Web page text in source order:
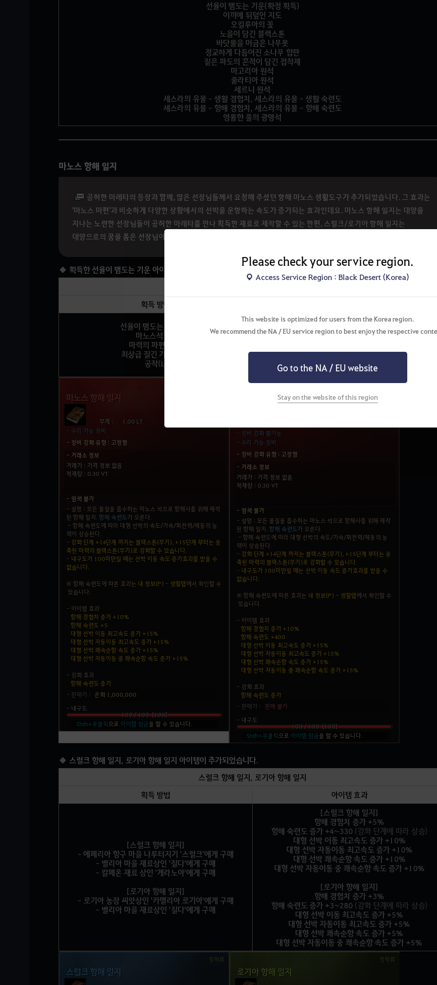
Please check your service region.
Access Service Region : Black Desert (Korea)
This website is optimized for users from the Korea region.
We recommend the NA / EU service region to best enjoy the respective
Go to the NA / EU website
Stay on the website of this region
선율이 맴도는 기운(확정 획득)
이끼에 뒤덮인 지도
오킬루아의 꽃
노을이 담긴 블랙스톤
바닷물을 머금은 나무못
정교하게 다듬어진 소나무 합판
짙은 파도의 흔적이 담긴 접착제
마고리아 원석
줄라티아 원석
세르니 원석
세스라의 유물 - 생활 경험치, 세스라의 유물 - 생활 숙련도
세스라의 유물 - 항해 경험치, 세스라의 유물 - 항해 숙련도
영롱한 풀의 광명석
마노스 항해 일지
공허한 마레타의 등장과 함께, 많은 선장님들께서 요청해 주셨던 항해 마노스 생활도구가 추가되었습니다. 그 효과는
'마노스 마편'과 비슷하게 다양한 상황에서의 선박을 운항하는 속도가 증가되는 효과인데요. 마노스 항해 일지는 대양을
지나는 노련한 선장님들이 공허한 마레타를 만나 획득한 재료로 제작할 수 있는 한편, 스럴크/로기아 항해 일지는
대양으로의 꿈을 품은 선장님이라면 누구나 특정 마을 상인을 통해 구매하실 수 있습니다.
획득한 선율이 맴도는 기운 아이템은 재료 아이템과 함께 '마노스 항해 일지'
를 제작할 수 있습니다.
획득 방법
선율이 맴도는 기운 3개
마노스석 5개
마력의 파편 50개
최상급 질긴 가죽 50개
공작(L)
항해 경험치 증가 +10%
항해 숙련도 증가 +5~400(강화 단계에 따라 상승)
대형 선박 자동이동 최고속도 증가 +15%
대형 선박 자동이동 중 쾌속순항 속도 증가 +15%
스럴크 항해 일지, 로기아 항해 일지 아이템이 추가되었습니다.
스럴크 항해 일지, 로기아 항해 일지
획득 방법
아이템 효과
[스럴크 항해 일지]
- 에페리아 항구 마을 나루터지기 '스럴크'에게 구매
- 벨리아 마을 재료상인 '질다'에게 구매
- 칼페온 재료 상인 '게라노아'에게 구매
[로기아 항해 일지]
- 로기아 농장 씨앗상인 '카멜리아 로기아'에게 구매
- 벨리아 마을 재료상인 '질다'에게 구매
[스럴크 항해 일지]
항해 경험치 증가 +5%
항해 숙련도 증가 +4~330 (강화 단계에 따라 상승)
대형 선박 이동 최고속도 증가 +10%
대형 선박 자동이동 최고속도 증가 +10%
대형 선박 쾌속순항 속도 증가 +10%
대형 선박 자동이동 중 쾌속순항 속도 증가 +10%
[로기아 항해 일지]
항해 경험치 증가 +3%
항해 숙련도 증가 +3~280 (강화 단계에 따라 상승)
대형 선박 이동 최고속도 증가 +5%
대형 선박 자동이동 최고속도 증가 +5%
대형 선박 쾌속순항 속도 증가 +5%
대형 선박 자동이동 중 쾌속순항 속도 증가 +5%